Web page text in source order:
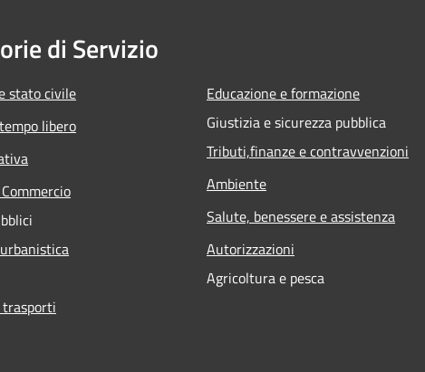
di Servizio
stato civile
libero
Educazione e formazione
Giustizia e sicurezza pubblica
Tributi,finanze e contravvenzioni
Ambiente
Salute, benessere e assistenza
Autorizzazioni
Agricoltura e pesca